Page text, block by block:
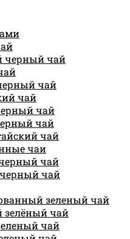
черный чай
чай
чай
чай
чай
чай
чаи
чай
чай
зеленый чай
зелёный чай
чай